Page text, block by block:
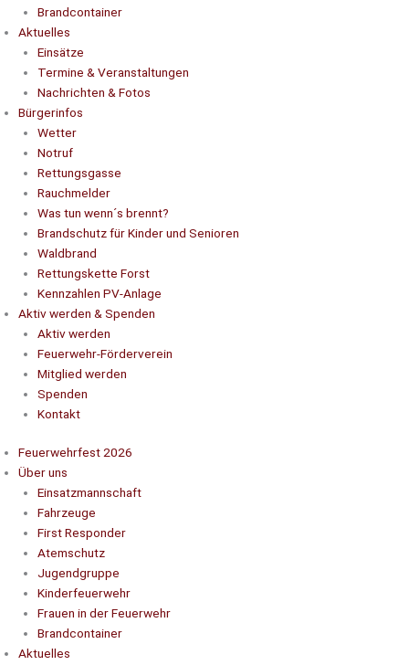
Brandcontainer
Aktuelles
Einsätze
Termine & Veranstaltungen
Nachrichten & Fotos
Bürgerinfos
Wetter
Notruf
Rettungsgasse
Rauchmelder
Was tun wenn´s brennt?
Brandschutz für Kinder und Senioren
Waldbrand
Rettungskette Forst
Kennzahlen PV-Anlage
Aktiv werden & Spenden
Aktiv werden
Feuerwehr-Förderverein
Mitglied werden
Spenden
Kontakt
Feuerwehrfest 2026
Über uns
Einsatzmannschaft
Fahrzeuge
First Responder
Atemschutz
Jugendgruppe
Kinderfeuerwehr
Frauen in der Feuerwehr
Brandcontainer
Aktuelles